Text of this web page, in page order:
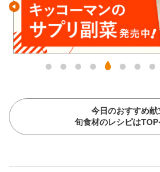
今日のおすすめ献
旬食材のレシピは